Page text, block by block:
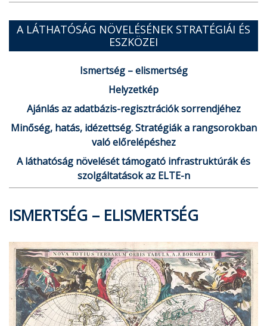
A LÁTHATÓSÁG NÖVELÉSÉNEK STRATÉGIÁI ÉS
ESZKÖZEI
Ismertség – elismertség
Helyzetkép
Ajánlás az adatbázis-regisztrációk sorrendjéhez
Minőség, hatás, idézettség. Stratégiák a rangsorokban
való előrelépéshez
A láthatóság növelését támogató infrastruktúrák és
szolgáltatások az ELTE-n
ISMERTSÉG – ELISMERTSÉG